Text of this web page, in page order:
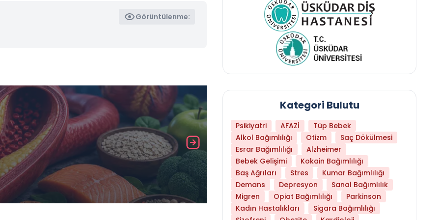
Görüntülenme:
Daha Az Protein Tüketmek Yaşlanmayı
Kategori Bulutu
Psikiyatri AFAZİ
Tüp Bebek
Alkol Bağımlılığı
Otizm
Saç Dökülmesi
Esrar Bağımlılığı
Alzheimer
Bebek Gelişimi
Kokain Bağımlılığı
Baş Ağrıları
Stres
Kumar Bağımlılığı
Demans
Depresyon
Sanal Bağımlılık
Migren
Opiat Bağımlılığı
Parkinson
Kadın Hastalıkları
Sigara Bağımlılığı